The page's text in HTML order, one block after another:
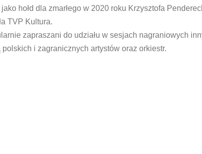
hołd dla zmarłego w 2020 roku Krzysztofa
TVP Kultura.
zapraszani do udziału w sesjach nagraniowych
polskich i zagranicznych artystów oraz orkiestr.